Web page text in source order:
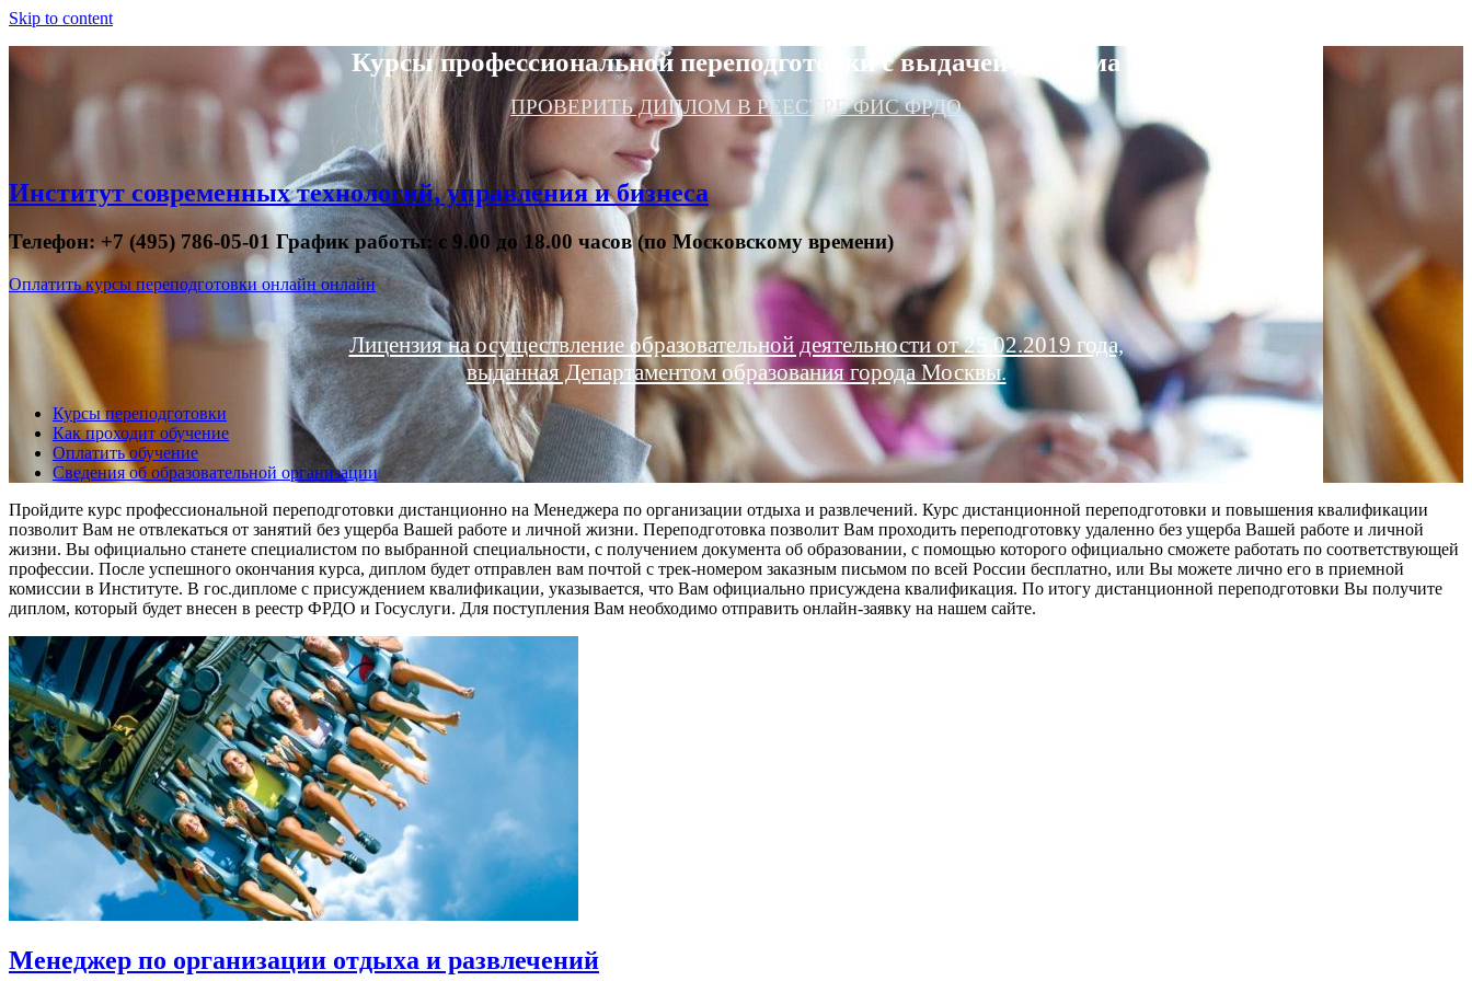
Skip to content
Курсы профессиональной переподготовки с выдачей диплома
ПРОВЕРИТЬ ДИПЛОМ В РЕЕСТРЕ ФИС ФРДО
Институт современных технологий, управления и бизнеса
Телефон: +7 (495) 786-05-01 График работы: с 9.00 до 18.00 часов (по Московскому времени)
Оплатить курсы переподготовки онлайн онлайн
Лицензия на осуществление образовательной деятельности от 25.02.2019 года,
выданная Департаментом образования города Москвы.
Курсы переподготовки
Как проходит обучение
Оплатить обучение
Сведения об образовательной организации
Пройдите курс профессиональной переподготовки дистанционно на Менеджера по организации отдыха и развлечений. Курс дистанционной переподготовки и повышения квалификации
позволит Вам не отвлекаться от занятий без ущерба Вашей работе и личной жизни. Переподготовка позволит Вам проходить переподготовку удаленно без ущерба Вашей работе и личной
жизни. Вы официально станете специалистом по выбранной специальности, с получением документа об образовании, с помощью которого официально сможете работать по соответствующей
профессии. После успешного окончания курса, диплом будет отправлен вам почтой с трек-номером заказным письмом по всей России бесплатно, или Вы можете лично его в приемной
комиссии в Институте. В гос.дипломе с присуждением квалификации, указывается, что Вам официально присуждена квалификация. По итогу дистанционной переподготовки Вы получите
диплом, который будет внесен в реестр ФРДО и Госуслуги. Для поступления Вам необходимо отправить онлайн-заявку на нашем сайте.
Менеджер по организации отдыха и развлечений